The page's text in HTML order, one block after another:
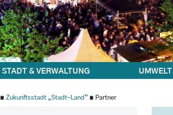
STADT & VERWALTUNG
∎ Zukunftsstadt „Stadt-Land“ ∎ Partner